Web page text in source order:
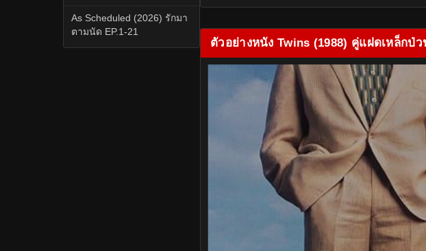
As Scheduled (2026) รักมา
ตามนัด EP.1-21
ตัวอย่างหนัง Twins (1988) คู่แฝดเหล็กป่ว